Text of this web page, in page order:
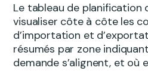
Le tableau de planification
visualiser côte à côte les
d’importation et
résumés par zone
demande s’alignent, et où